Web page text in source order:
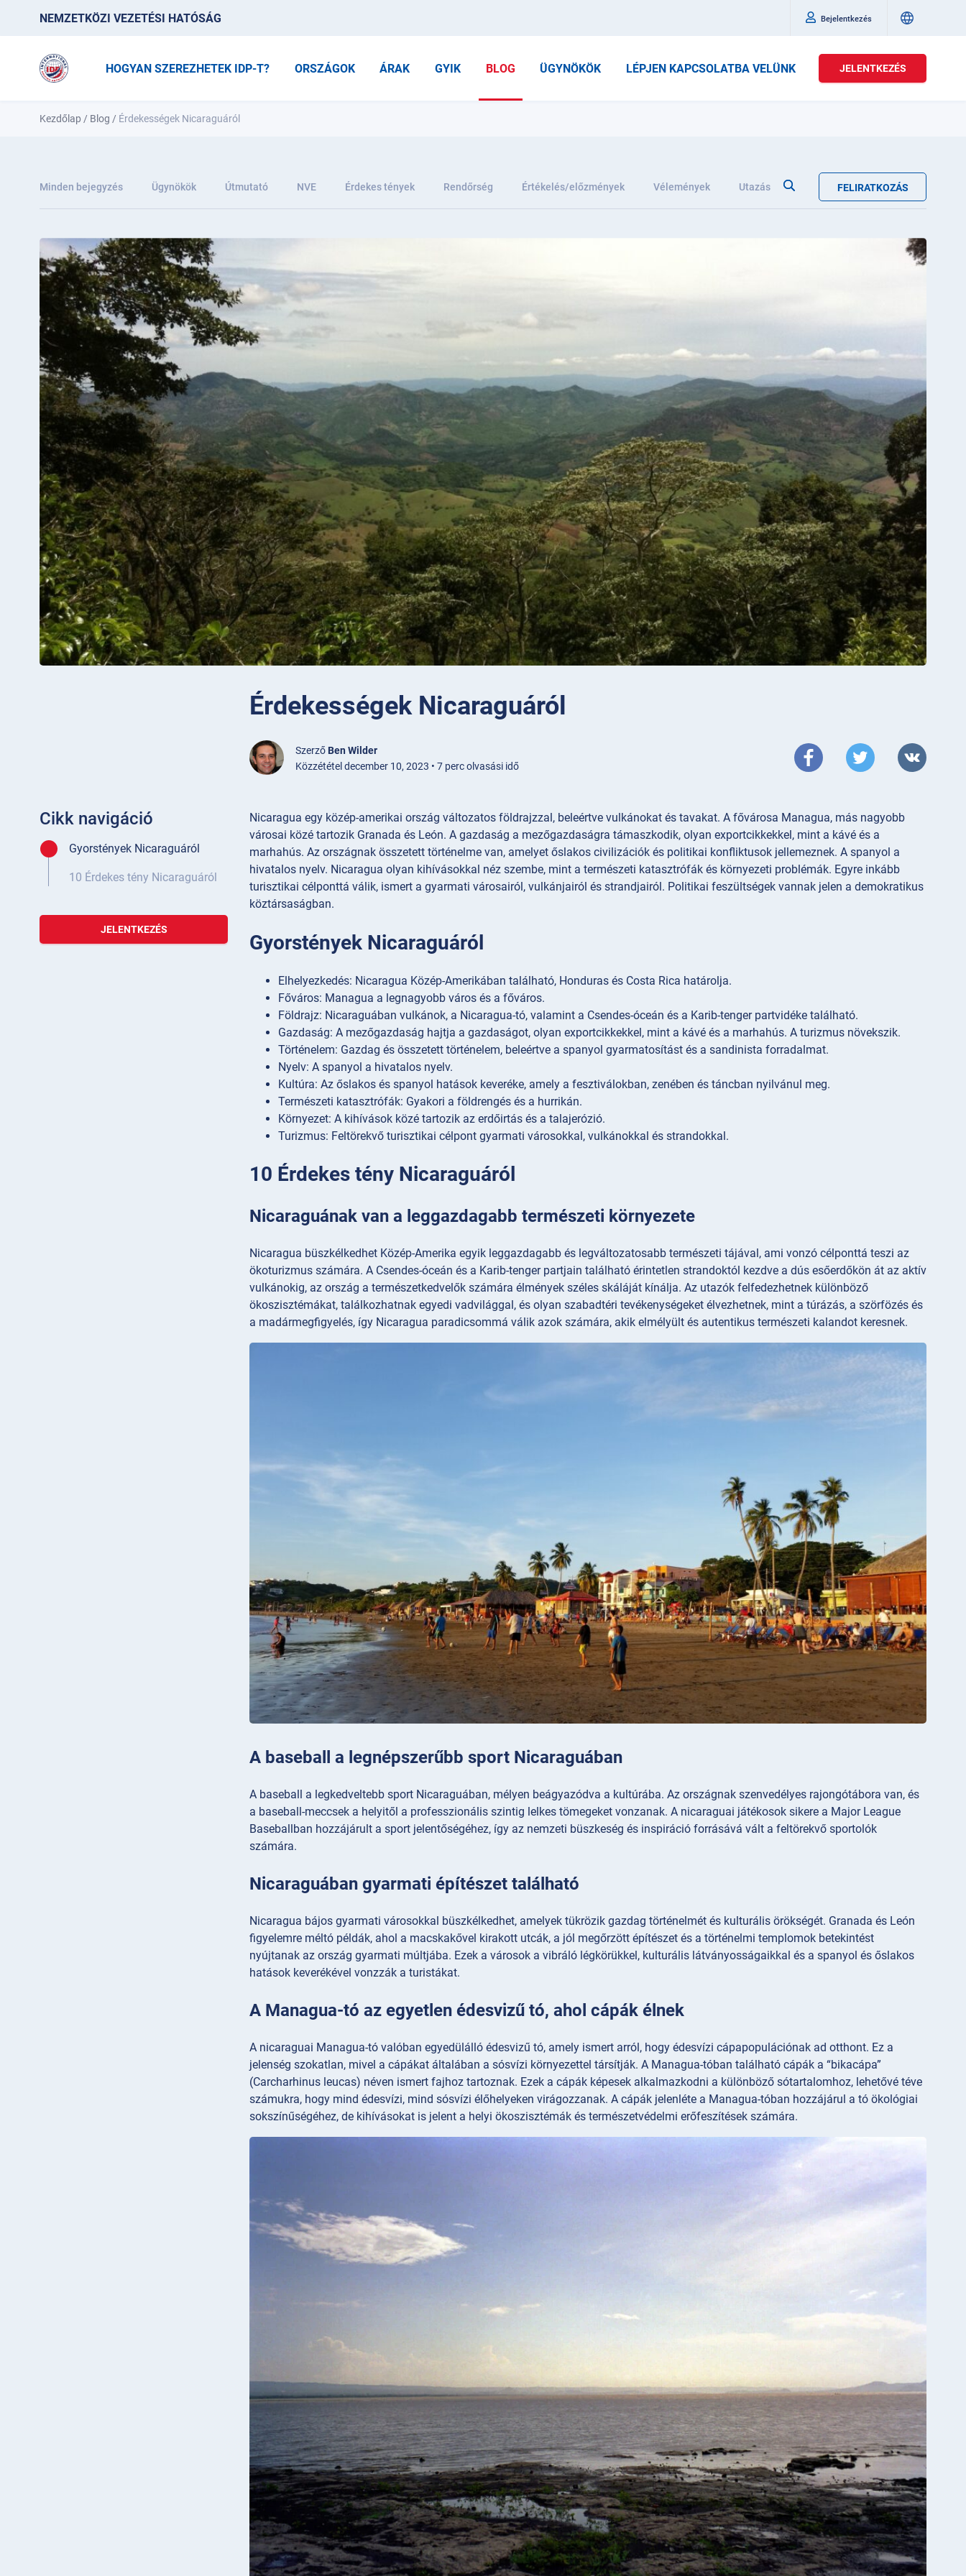
NEMZETKÖZI VEZETÉSI HATÓSÁG Bejelentkezés
HOGYAN SZEREZHETEK IDP-T? ORSZÁGOK ÁRAK GYIK BLOG ÜGYNÖKÖK LÉPJEN KAPCSOLATBA VELÜNK JELENTKEZÉS
Kezdőlap / Blog / Érdekességek Nicaraguáról
Minden bejegyzés Ügynökök Útmutató NVE Érdekes tények Rendőrség Értékelés/előzmények Vélemények Utazás FELIRATKOZÁS
Érdekességek Nicaraguáról
Szerző Ben Wilder
Közzététel december 10, 2023 • 7 perc olvasási idő
Cikk navigáció
Gyorstények Nicaraguáról
10 Érdekes tény Nicaraguáról
JELENTKEZÉS
Nicaragua egy közép-amerikai ország változatos földrajzzal, beleértve vulkánokat és tavakat. A fővárosa Managua, más nagyobb
városai közé tartozik Granada és León. A gazdaság a mezőgazdaságra támaszkodik, olyan exportcikkekkel, mint a kávé és a
marhahús. Az országnak összetett történelme van, amelyet őslakos civilizációk és politikai konfliktusok jellemeznek. A spanyol a
hivatalos nyelv. Nicaragua olyan kihívásokkal néz szembe, mint a természeti katasztrófák és környezeti problémák. Egyre inkább
turisztikai célponttá válik, ismert a gyarmati városairól, vulkánjairól és strandjairól. Politikai feszültségek vannak jelen a demokratikus
köztársaságban.
Gyorstények Nicaraguáról
Elhelyezkedés: Nicaragua Közép-Amerikában található, Honduras és Costa Rica határolja.
Főváros: Managua a legnagyobb város és a főváros.
Földrajz: Nicaraguában vulkánok, a Nicaragua-tó, valamint a Csendes-óceán és a Karib-tenger partvidéke található.
Gazdaság: A mezőgazdaság hajtja a gazdaságot, olyan exportcikkekkel, mint a kávé és a marhahús. A turizmus növekszik.
Történelem: Gazdag és összetett történelem, beleértve a spanyol gyarmatosítást és a sandinista forradalmat.
Nyelv: A spanyol a hivatalos nyelv.
Kultúra: Az őslakos és spanyol hatások keveréke, amely a fesztiválokban, zenében és táncban nyilvánul meg.
Természeti katasztrófák: Gyakori a földrengés és a hurrikán.
Környezet: A kihívások közé tartozik az erdőirtás és a talajerózió.
Turizmus: Feltörekvő turisztikai célpont gyarmati városokkal, vulkánokkal és strandokkal.
10 Érdekes tény Nicaraguáról
Nicaraguának van a leggazdagabb természeti környezete
Nicaragua büszkélkedhet Közép-Amerika egyik leggazdagabb és legváltozatosabb természeti tájával, ami vonzó célponttá teszi az
ökoturizmus számára. A Csendes-óceán és a Karib-tenger partjain található érintetlen strandoktól kezdve a dús esőerdőkön át az aktív
vulkánokig, az ország a természetkedvelők számára élmények széles skáláját kínálja. Az utazók felfedezhetnek különböző
ökoszisztémákat, találkozhatnak egyedi vadvilággal, és olyan szabadtéri tevékenységeket élvezhetnek, mint a túrázás, a szörfözés és
a madármegfigyelés, így Nicaragua paradicsommá válik azok számára, akik elmélyült és autentikus természeti kalandot keresnek.
A baseball a legnépszerűbb sport Nicaraguában
A baseball a legkedveltebb sport Nicaraguában, mélyen beágyazódva a kultúrába. Az országnak szenvedélyes rajongótábora van, és
a baseball-meccsek a helyitől a professzionális szintig lelkes tömegeket vonzanak. A nicaraguai játékosok sikere a Major League
Baseballban hozzájárult a sport jelentőségéhez, így az nemzeti büszkeség és inspiráció forrásává vált a feltörekvő sportolók
számára.
Nicaraguában gyarmati építészet található
Nicaragua bájos gyarmati városokkal büszkélkedhet, amelyek tükrözik gazdag történelmét és kulturális örökségét. Granada és León
figyelemre méltó példák, ahol a macskakővel kirakott utcák, a jól megőrzött építészet és a történelmi templomok betekintést
nyújtanak az ország gyarmati múltjába. Ezek a városok a vibráló légkörükkel, kulturális látványosságaikkal és a spanyol és őslakos
hatások keverékével vonzzák a turistákat.
A Managua-tó az egyetlen édesvizű tó, ahol cápák élnek
A nicaraguai Managua-tó valóban egyedülálló édesvizű tó, amely ismert arról, hogy édesvízi cápapopulációnak ad otthont. Ez a
jelenség szokatlan, mivel a cápákat általában a sósvízi környezettel társítják. A Managua-tóban található cápák a “bikacápa”
(Carcharhinus leucas) néven ismert fajhoz tartoznak. Ezek a cápák képesek alkalmazkodni a különböző sótartalomhoz, lehetővé téve
számukra, hogy mind édesvízi, mind sósvízi élőhelyeken virágozzanak. A cápák jelenléte a Managua-tóban hozzájárul a tó ökológiai
sokszínűségéhez, de kihívásokat is jelent a helyi ökoszisztémák és természetvédelmi erőfeszítések számára.